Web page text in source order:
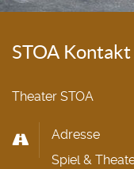
STOA Kontakt
Theater STOA
Adresse
Spiel &